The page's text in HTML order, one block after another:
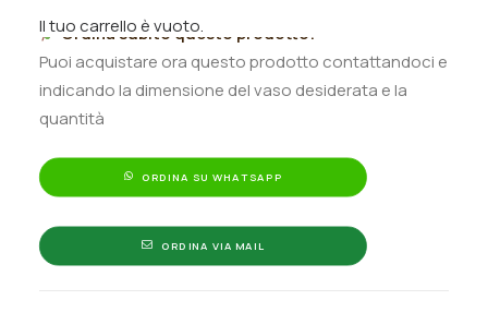
Il tuo carrello è vuoto.
quantità
Ordina subito questo prodotto!
Puoi acquistare ora questo prodotto contattandoci e
indicando la dimensione del vaso desiderata e la
quantità
ORDINA SU WHATSAPP
ORDINA VIA MAIL